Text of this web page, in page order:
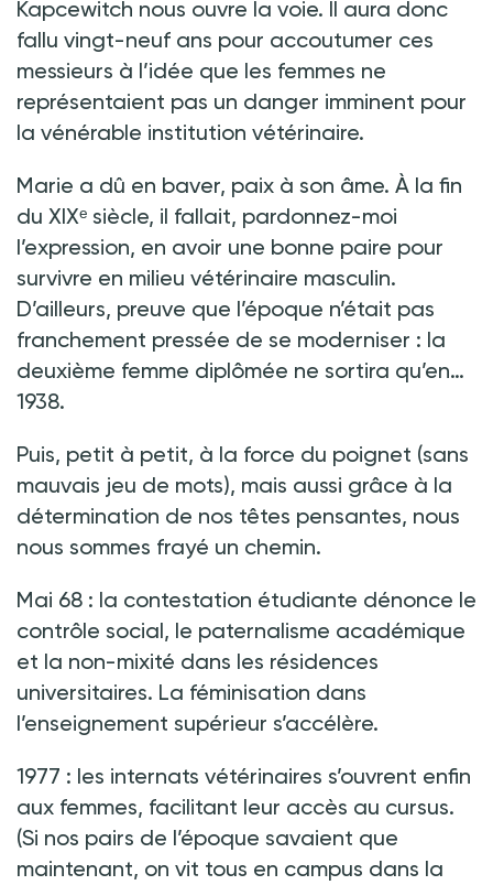
Kapcewitch nous ouvre la voie. Il aura donc
fallu vingt-neuf ans pour accoutumer ces
messieurs à l’idée que les femmes ne
représentaient pas un danger imminent pour
la vénérable institution vétérinaire.
Marie a dû en baver, paix à son âme. À la fin
du XIXᵉ siècle, il fallait, pardonnez-moi
l’expression, en avoir une bonne paire pour
survivre en milieu vétérinaire masculin.
D’ailleurs, preuve que l’époque n’était pas
franchement pressée de se moderniser : la
deuxième femme diplômée ne sortira qu’en…
1938.
Puis, petit à petit, à la force du poignet (sans
mauvais jeu de mots), mais aussi grâce à la
détermination de nos têtes pensantes, nous
nous sommes frayé un chemin.
Mai 68 : la contestation étudiante dénonce le
contrôle social, le paternalisme académique
et la non-mixité dans les résidences
universitaires. La féminisation dans
l’enseignement supérieur s’accélère.
1977 : les internats vétérinaires s’ouvrent enfin
aux femmes, facilitant leur accès au cursus.
(Si nos pairs de l’époque savaient que
maintenant, on vit tous en campus dans la